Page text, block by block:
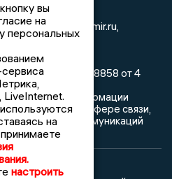
666916
info@newsvladimir.ru
Эл № ФС77-78858 от 4
из реестра
массовой информации
по надзору в сфере связи,
и массовых коммуникаций
вы
на
персональных
LiveInternet.
на
настроить